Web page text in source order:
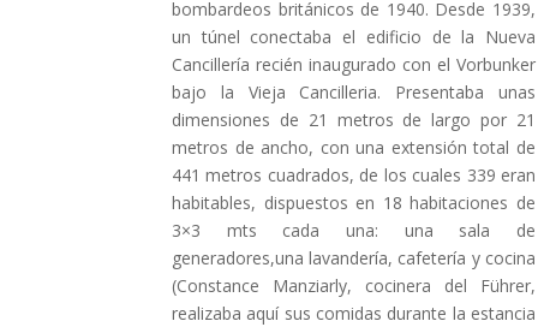
bombardeos británicos de 1940. Desde 1939,
un túnel conectaba el edificio de la Nueva
Cancillería recién inaugurado con el Vorbunker
bajo la Vieja Cancilleria. Presentaba unas
dimensiones de 21 metros de largo por 21
metros de ancho, con una extensión total de
441 metros cuadrados, de los cuales 339 eran
habitables, dispuestos en 18 habitaciones de
3×3 mts cada una: una sala de
generadores,una lavandería, cafetería y cocina
(Constance Manziarly, cocinera del Führer,
realizaba aquí sus comidas durante la estancia